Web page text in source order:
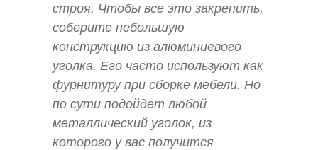
строя. Чтобы все это закрепить,
соберите небольшую
конструкцию из алюминиевого
уголка. Его часто используют как
фурнитуру при сборке мебели. Но
по сути подойдет любой
металлический уголок, из
которого у вас получится